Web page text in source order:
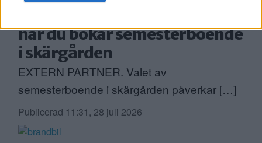
Viktiga faktorer att tänka på
när du bokar semesterboende
i skärgården
EXTERN PARTNER. Valet av
semesterboende i skärgården påverkar […]
Publicerad 11:31, 28 juli 2026